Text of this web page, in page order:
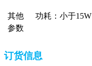
其他
参数
功耗：小于15W
订货信息